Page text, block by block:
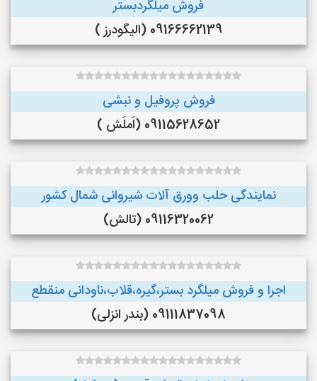
فروش میلگردبستر
09166662139 (الیگودرز )
فروش پروفیل و نبشی
09115628652 (اَملَش )
نمایندگی حلب وورق آلات شیروانی شمال کشور
09116320062 (تالش)
اجرا و فروش میلگرد بستر،گیره،قلاب،ناودانی منقطع
09111837098 (بندر انزلی)